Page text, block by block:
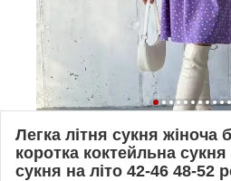
Легка літня сукня жіноча
коротка коктейльна
сукня на літо 42-46 48-52